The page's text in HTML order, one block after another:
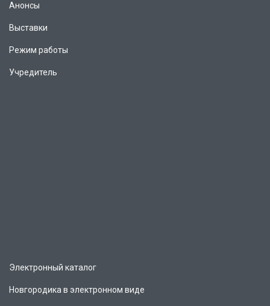
Анонсы
Выставки
Режим работы
Учредитель
Электронный каталог
Новгородика в электронном виде